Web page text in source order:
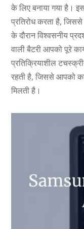
के लिए बनाया गया है।
प्रतिरोध करता है, जिससे
के दौरान विश्वसनीय
वाली बैटरी आपको पूरे
प्रतिक्रियाशील
रहती है, जिससे आपको
मिलती है।